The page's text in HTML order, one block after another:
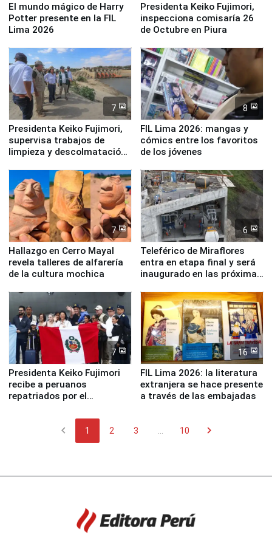
El mundo mágico de Harry
Potter presente en la FIL
Lima 2026
Presidenta Keiko Fujimori,
inspecciona comisaría 26
de Octubre en Piura
7
Presidenta Keiko Fujimori,
supervisa trabajos de
limpieza y descolmatación
8
FIL Lima 2026: mangas y
cómics entre los favoritos
de los jóvenes
7
Hallazgo en Cerro Mayal
revela talleres de alfarería
de la cultura mochica
6
Teleférico de Miraflores
entra en etapa final y será
inaugurado en las próximas
7
Presidenta Keiko Fujimori
recibe a peruanos
repatriados por el
16
FIL Lima 2026: la literatura
extranjera se hace presente
a través de las embajadas
chevron_left 1 2 3 10 chevron_right